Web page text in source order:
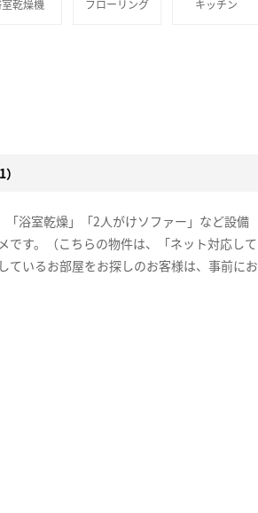
乾燥機 フローリング キッチン
浴室乾燥」「2人がけソファー」など設備
です。（こちらの物件は、「ネット対応して
ているお部屋をお探しのお客様は、事前にお